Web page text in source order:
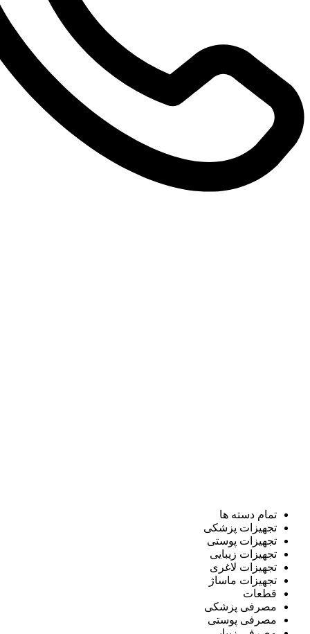
تمام دسته ها
تجهیزات پزشکی
تجهیزات پوستی
تجهیزات زیبایی
تجهیزات لاغری
تجهیزات ماساژ
قطعات
مصرفی پزشکی
مصرفی پوستی